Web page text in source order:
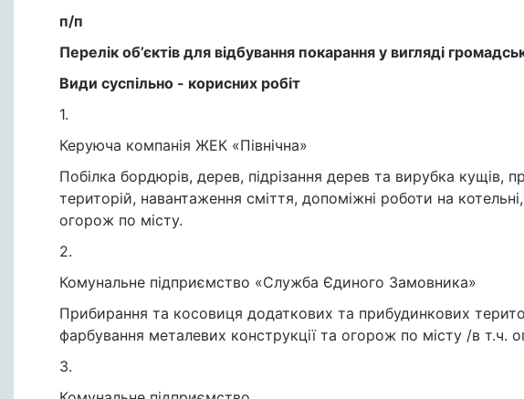
п/п
Перелік об’єктів для відбування покарання у вигляді
Види суспільно - корисних робіт
1.
Керуюча компанія ЖЕК «Північна»
Побілка бордюрів, дерев, підрізання дерев та вирубка кущів,
територій, навантаження сміття, допоміжні роботи на
огорож по місту.
2.
Комунальне підприємство «Служба Єдиного Замовника»
Прибирання та косовиця додаткових та прибудинкових
фарбування металевих конструкції та огорож по місту /в т.ч.
3.